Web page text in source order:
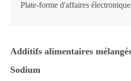
Plate-forme d'affaires
Additifs alimentaires
Sodium